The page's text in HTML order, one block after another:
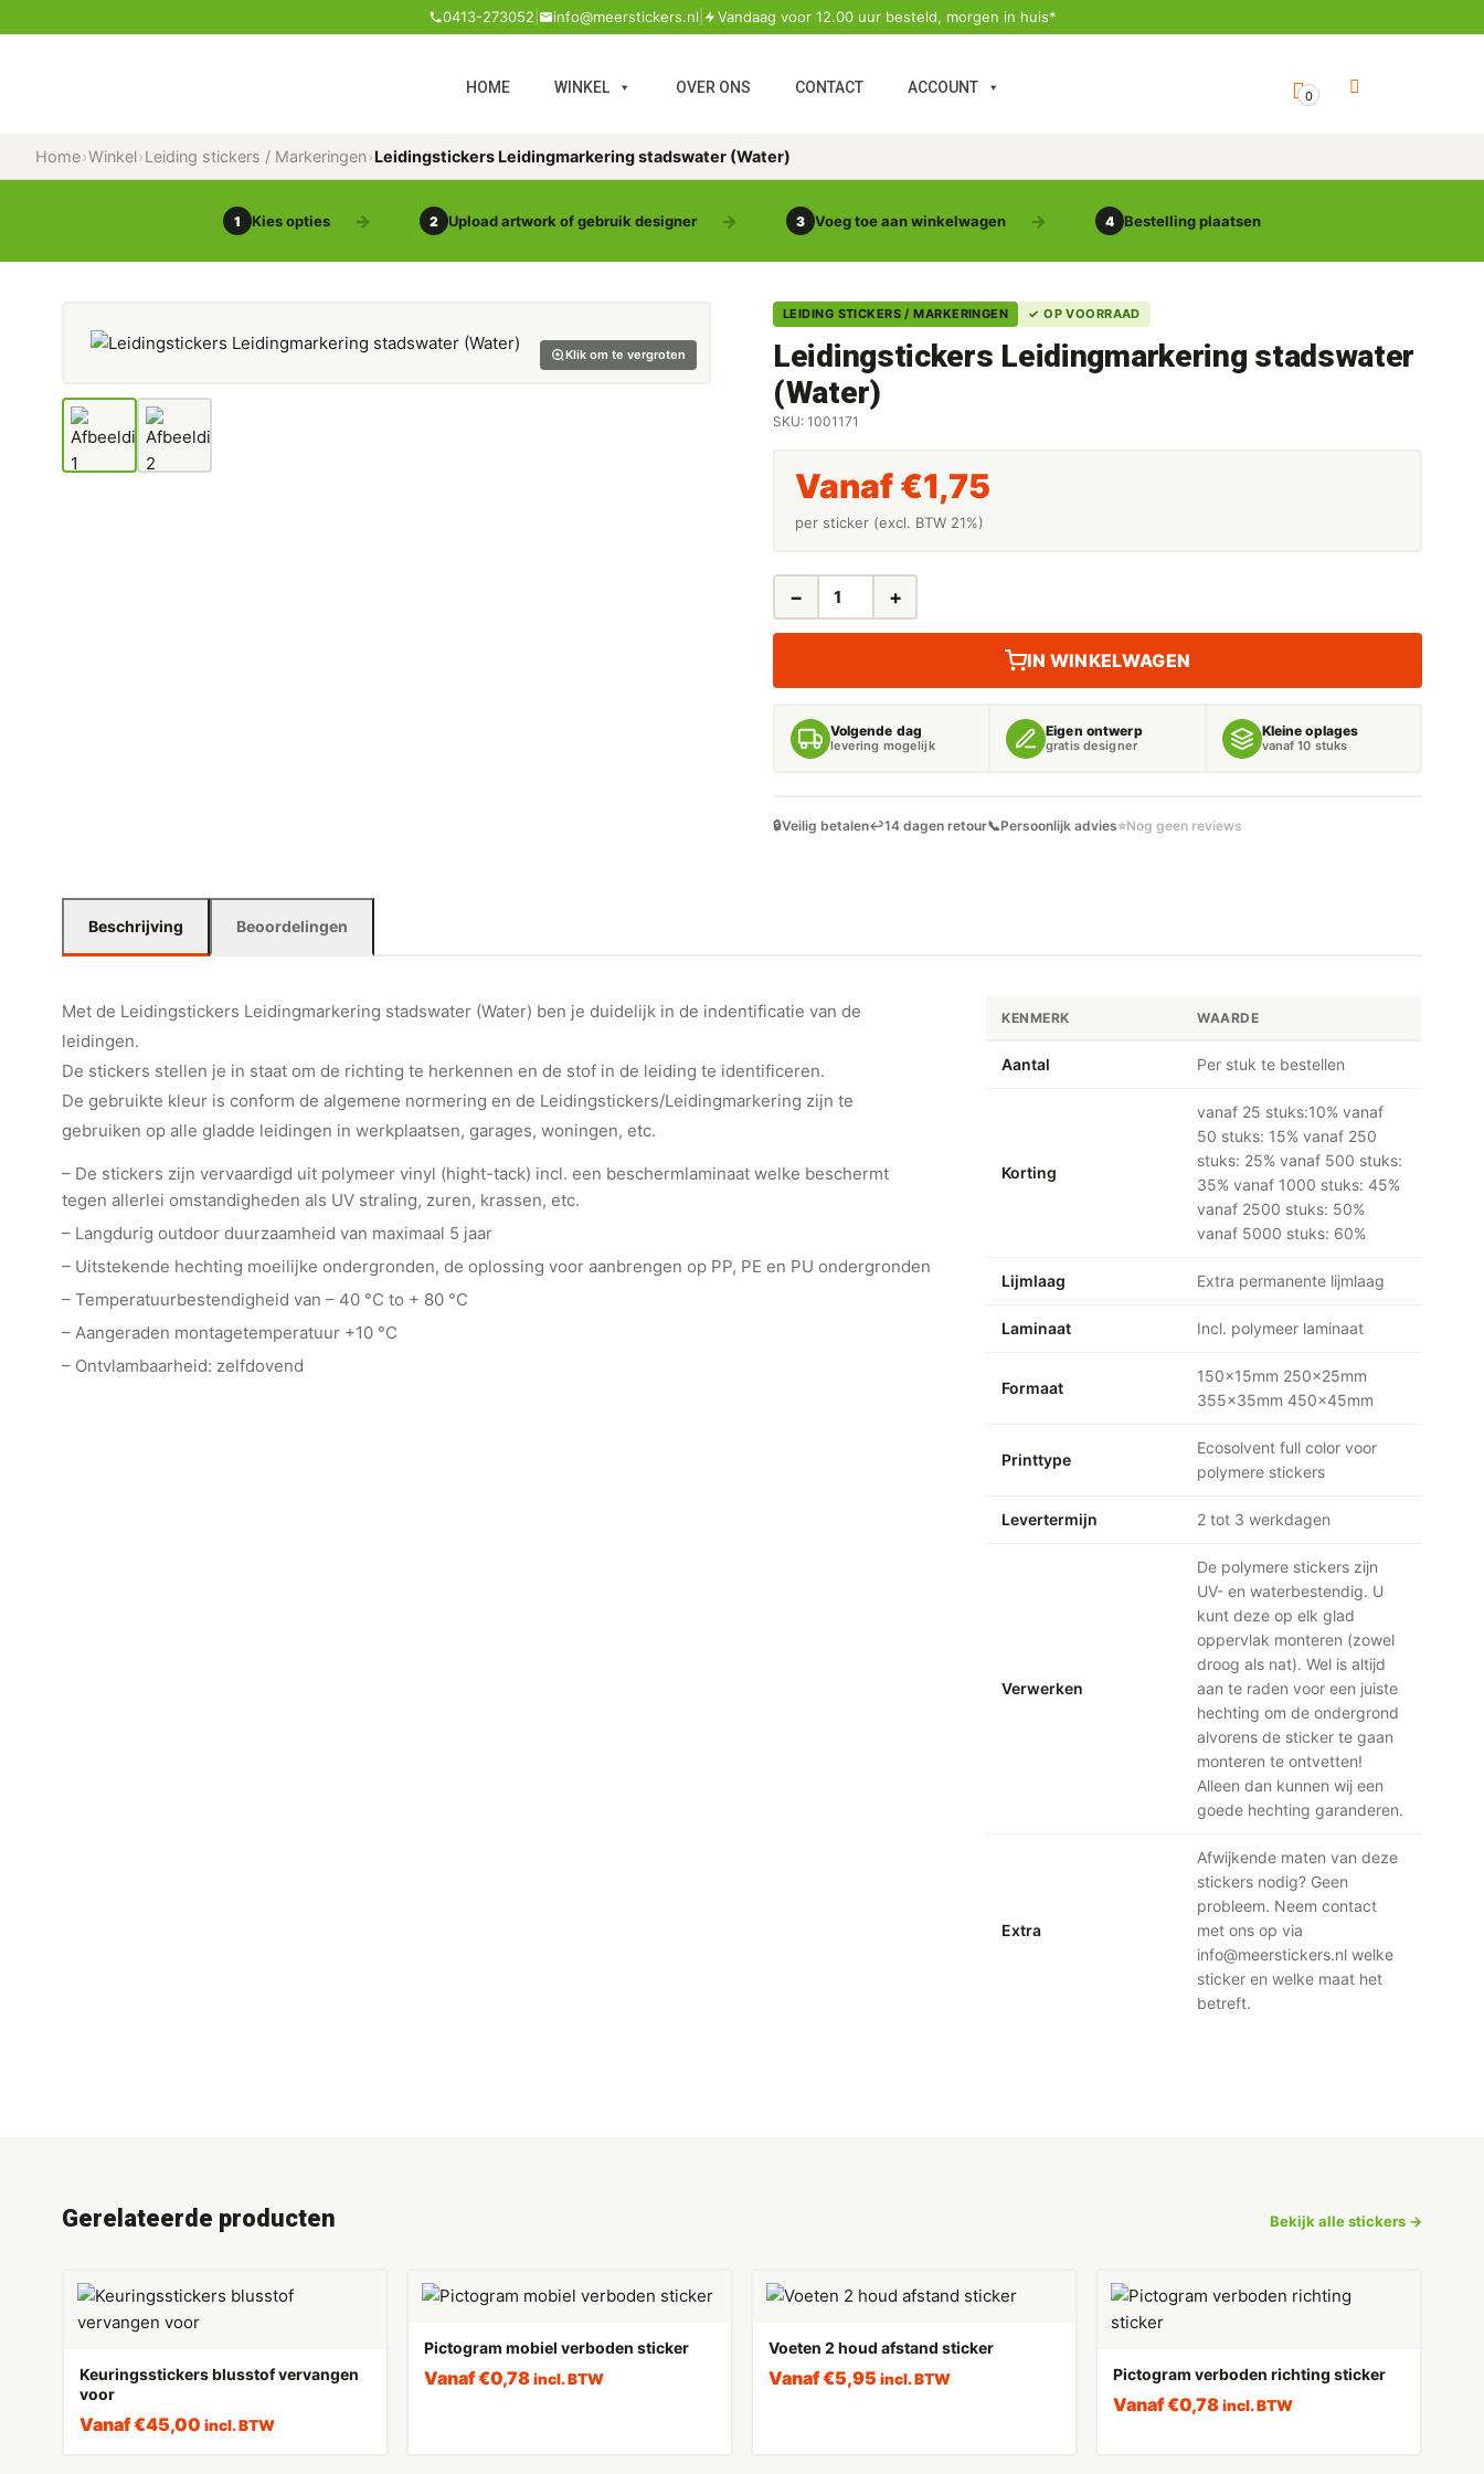
0413-273052 info@meerstickers.nl Vandaag voor 12.00 uur besteld, morgen in huis*
HOME WINKEL OVER ONS CONTACT ACCOUNT 0
Home›Winkel›Leiding stickers / Markeringen›Leidingstickers Leidingmarkering stadswater (Water)
1 Kies opties 2 Upload artwork of gebruik designer 3 Voeg toe aan winkelwagen 4 Bestelling plaatsen
Klik om te vergroten
LEIDING STICKERS / MARKERINGEN ✓ OP VOORRAAD
Leidingstickers Leidingmarkering stadswater
(Water)
SKU: 1001171
Vanaf €1,75
per sticker (excl. BTW 21%)
LEIDINGSTICKERS
− +
IN WINKELWAGEN
Volgende dag
levering mogelijk
Eigen ontwerp
gratis designer
Kleine oplages
vanaf 10 stuks
🔒Veilig betalen↩️14 dagen retour📞Persoonlijk advies⭐Nog geen reviews
Beschrijving Beoordelingen
Met de Leidingstickers Leidingmarkering stadswater (Water) ben je duidelijk in de indentificatie van de
leidingen.
De stickers stellen je in staat om de richting te herkennen en de stof in de leiding te identificeren.
De gebruikte kleur is conform de algemene normering en de Leidingstickers/Leidingmarkering zijn te
gebruiken op alle gladde leidingen in werkplaatsen, garages, woningen, etc.
– De stickers zijn vervaardigd uit polymeer vinyl (hight-tack) incl. een beschermlaminaat welke beschermt
tegen allerlei omstandigheden als UV straling, zuren, krassen, etc.
– Langdurig outdoor duurzaamheid van maximaal 5 jaar
– Uitstekende hechting moeilijke ondergronden, de oplossing voor aanbrengen op PP, PE en PU ondergronden
– Temperatuurbestendigheid van – 40 °C to + 80 °C
– Aangeraden montagetemperatuur +10 °C
– Ontvlambaarheid: zelfdovend
KENMERK WAARDE
Aantal Per stuk te bestellen
Korting
vanaf 25 stuks:10% vanaf
50 stuks: 15% vanaf 250
stuks: 25% vanaf 500 stuks:
35% vanaf 1000 stuks: 45%
vanaf 2500 stuks: 50%
vanaf 5000 stuks: 60%
Lijmlaag Extra permanente lijmlaag
Laminaat Incl. polymeer laminaat
Formaat
150x15mm 250x25mm
355x35mm 450x45mm
Printtype
Ecosolvent full color voor
polymere stickers
Levertermijn 2 tot 3 werkdagen
Verwerken
De polymere stickers zijn
UV- en waterbestendig. U
kunt deze op elk glad
oppervlak monteren (zowel
droog als nat). Wel is altijd
aan te raden voor een juiste
hechting om de ondergrond
alvorens de sticker te gaan
monteren te ontvetten!
Alleen dan kunnen wij een
goede hechting garanderen.
Extra
Afwijkende maten van deze
stickers nodig? Geen
probleem. Neem contact
met ons op via
info@meerstickers.nl welke
sticker en welke maat het
betreft.
Gerelateerde producten Bekijk alle stickers →
Keuringsstickers blusstof vervangen
voor
Vanaf€45,00 incl. BTW
Pictogram mobiel verboden sticker
Vanaf€0,78 incl. BTW
Voeten 2 houd afstand sticker
Vanaf€5,95 incl. BTW Pictogram verboden richting sticker
Vanaf€0,78 incl. BTW